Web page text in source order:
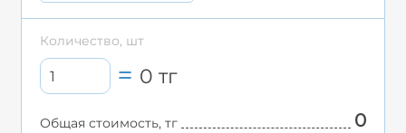
Количество, шт
0тг
Общая стоимость, тг 0